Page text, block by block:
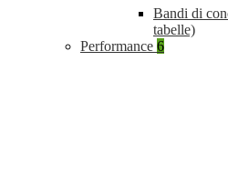
Bandi di
tabelle)
Performance 6